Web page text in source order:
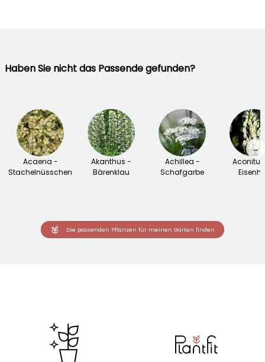
Haben Sie nicht das Passende gefunden?
Acaena -
Stachelnüsschen
Akanthus -
Bärenklau
Achillea -
Schafgarbe
→
Die passenden Pflanzen für meinen Garten finden